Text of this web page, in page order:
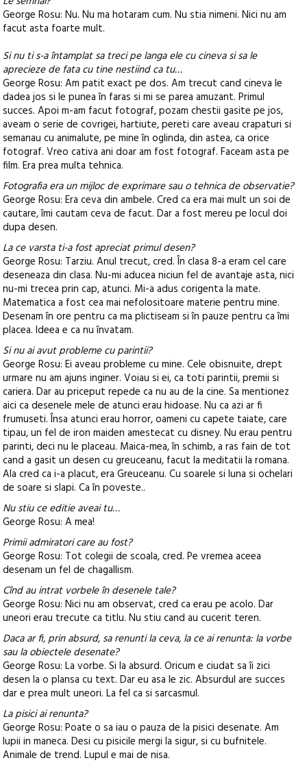
George Rosu: Nu. Nu ma hotaram cum. Nu stia nimeni. Nici nu am
facut asta foarte mult.
Si nu ti s-a întamplat sa treci pe langa ele cu cineva si sa le
aprecieze de fata cu tine nestiind ca tu…
George Rosu: Am patit exact pe dos. Am trecut cand cineva le
dadea jos si le punea în faras si mi se parea amuzant. Primul
succes. Apoi m-am facut fotograf, pozam chestii gasite pe jos,
aveam o serie de covrigei, hartiute, pereti care aveau crapaturi si
semanau cu animalute, pe mine în oglinda, din astea, ca orice
fotograf. Vreo cativa ani doar am fost fotograf. Faceam asta pe
film. Era prea multa tehnica.
Fotografia era un mijloc de exprimare sau o tehnica de observatie?
George Rosu: Era ceva din ambele. Cred ca era mai mult un soi de
cautare, îmi cautam ceva de facut. Dar a fost mereu pe locul doi
dupa desen.
La ce varsta ti-a fost apreciat primul desen?
George Rosu: Tarziu. Anul trecut, cred. În clasa 8-a eram cel care
deseneaza din clasa. Nu-mi aducea niciun fel de avantaje asta, nici
nu-mi trecea prin cap, atunci. Mi-a adus corigenta la mate.
Matematica a fost cea mai nefolositoare materie pentru mine.
Desenam în ore pentru ca ma plictiseam si în pauze pentru ca îmi
placea. Ideea e ca nu învatam.
Si nu ai avut probleme cu parintii?
George Rosu: Ei aveau probleme cu mine. Cele obisnuite, drept
urmare nu am ajuns inginer. Voiau si ei, ca toti parintii, premii si
cariera. Dar au priceput repede ca nu au de la cine. Sa mentionez
aici ca desenele mele de atunci erau hidoase. Nu ca azi ar fi
frumuseti. Însa atunci erau horror, oameni cu capete taiate, care
tipau, un fel de iron maiden amestecat cu disney. Nu erau pentru
parinti, deci nu le placeau. Maica-mea, în schimb, a ras fain de tot
cand a gasit un desen cu greuceanu, facut la meditatii la romana.
Ala cred ca i-a placut, era Greuceanu. Cu soarele si luna si ochelari
de soare si slapi. Ca în poveste..
Nu stiu ce editie aveai tu…
George Rosu: A mea!
Primii admiratori care au fost?
George Rosu: Tot colegii de scoala, cred. Pe vremea aceea
desenam un fel de chagallism.
Cînd au intrat vorbele în desenele tale?
George Rosu: Nici nu am observat, cred ca erau pe acolo. Dar
uneori erau trecute ca titlu. Nu stiu cand au cucerit teren.
Daca ar fi, prin absurd, sa renunti la ceva, la ce ai renunta: la vorbe
sau la obiectele desenate?
George Rosu: La vorbe. Si la absurd. Oricum e ciudat sa îi zici
desen la o plansa cu text. Dar eu asa le zic. Absurdul are succes
dar e prea mult uneori. La fel ca si sarcasmul.
La pisici ai renunta?
George Rosu: Poate o sa iau o pauza de la pisici desenate. Am
lupii in maneca. Desi cu pisicile mergi la sigur, si cu bufnitele.
Animale de trend. Lupul e mai de nisa.